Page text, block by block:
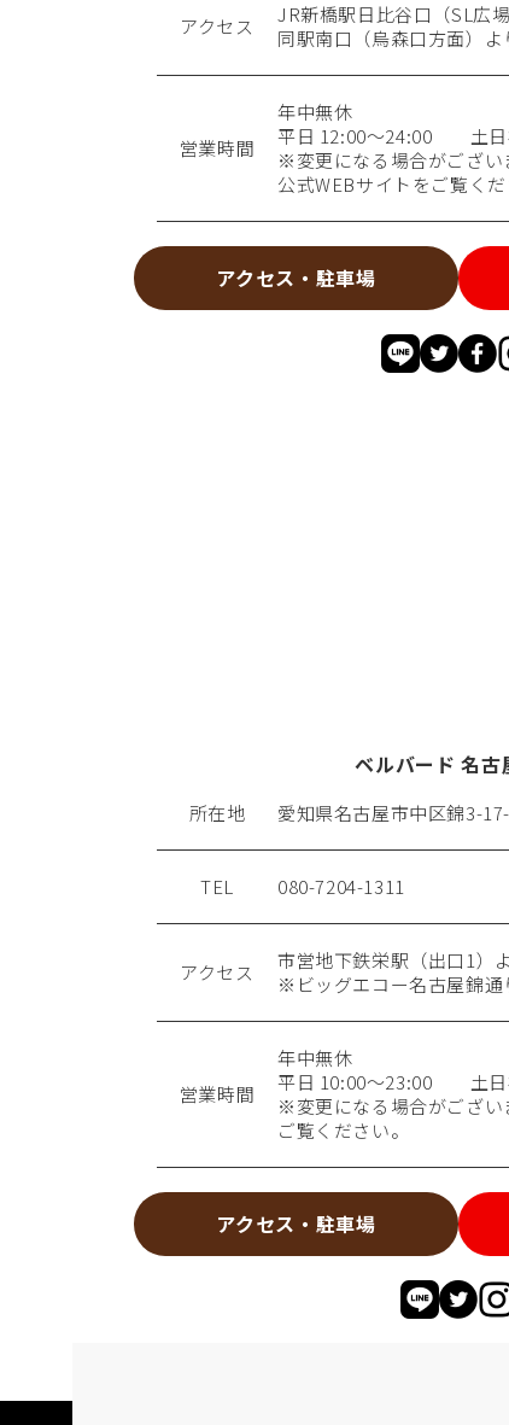
アクセス
JR新橋駅日比谷口（SL広
同駅南口（烏森口方面）
営業時間
年中無休
平日 12:00～24:00 土日
※変更になる場合がござい
公式WEBサイトをご覧くだ
アクセス・駐車場
ベルバード 名古
所在地 愛知県名古屋市中区錦3-
TEL 080-7204-1311
アクセス
市営地下鉄栄駅（出口1）
※ビッグエコー名古屋錦通
営業時間
年中無休
平日 10:00〜23:00 土日
※変更になる場合がござい
ご覧ください。
アクセス・駐車場